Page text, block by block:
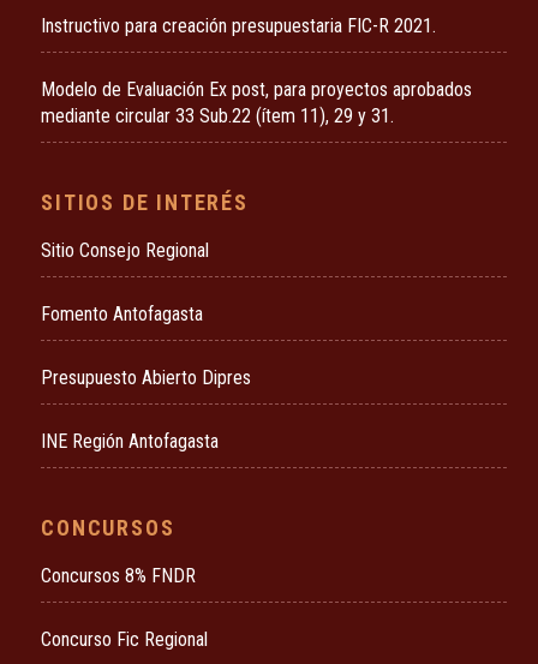
Instructivo para creación presupuestaria FIC-R 2021.
Modelo de Evaluación Ex post, para proyectos aprobados
mediante circular 33 Sub.22 (ítem 11), 29 y 31.
SITIOS DE INTERÉS
Sitio Consejo Regional
Fomento Antofagasta
Presupuesto Abierto Dipres
INE Región Antofagasta
CONCURSOS
Concursos 8% FNDR
Concurso Fic Regional